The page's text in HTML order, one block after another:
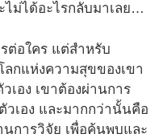
ไม่ได้อะไรกลับมาเลย…
ต่อใคร แต่สำหรับ
กแห่งความสุขของเขา
อง เขาต้องผ่านการ
เอง และมากกว่านั้นคือ
นการวิจัย เพื่อค้นพบและ